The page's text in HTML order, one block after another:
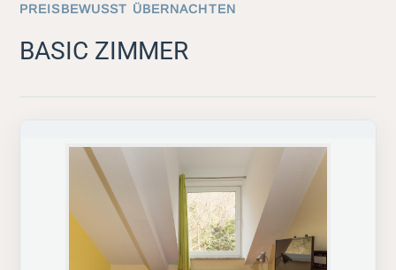
PREISBEWUSST ÜBERNACHTEN
BASIC ZIMMER